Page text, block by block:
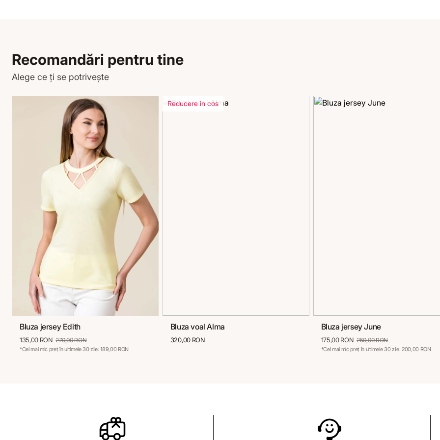
Recomandări pentru tine
Alege ce ți se potrivește
36 38 40
Bluza jersey Edith
135,00 RON 270,00 RON
*Cel mai mic preț în ultimele 30 zile: 189,00 RON
Reducere in cos
36 38 40
Bluza voal Alma
320,00 RON
36 38 40
Bluza jersey June
175,00 RON 250,00 RON
*Cel mai mic preț în ultimele 30 zile: 200,00 RON